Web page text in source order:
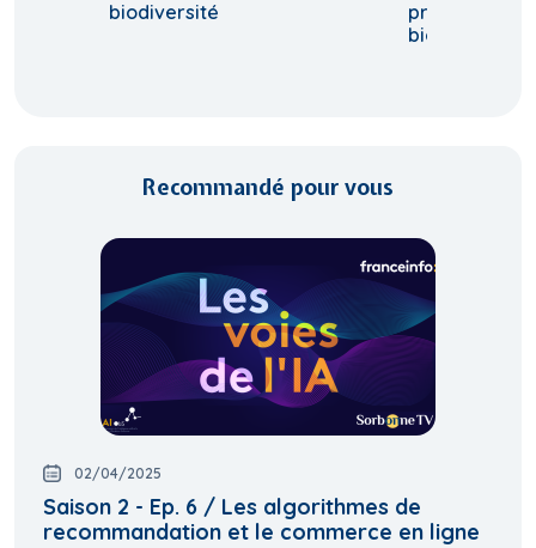
biodiversité
préoccuper
biodiversité?
Recommandé pour vous
02/04/2025
Saison 2 - Ep. 6 / Les algorithmes de
recommandation et le commerce en ligne